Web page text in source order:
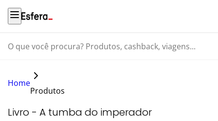
O que você procura? Produtos, cashback, viagens...
Home
Produtos
Livro - A tumba do imperador